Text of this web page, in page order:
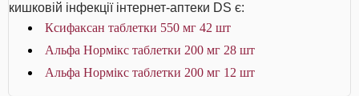
кишковій інфекції інтернет-аптеки DS є:
Ксифаксан таблетки 550 мг 42 шт
Альфа Нормікс таблетки 200 мг 28 шт
Альфа Нормікс таблетки 200 мг 12 шт